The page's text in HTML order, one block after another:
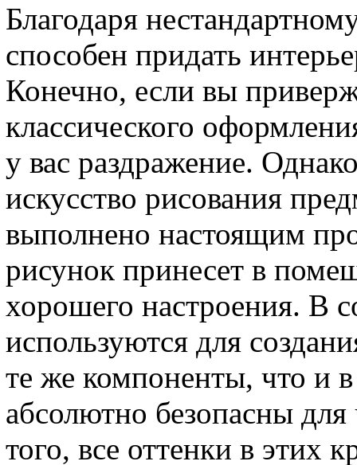
Благодаря
способен придать
Конечно, если вы
классического
у вас раздражение.
искусство рисования
выполнено настоящим
рисунок принесет в
хорошего настроения. В
используются для
те же компоненты, что и
абсолютно безопасны
того, все оттенки в этих